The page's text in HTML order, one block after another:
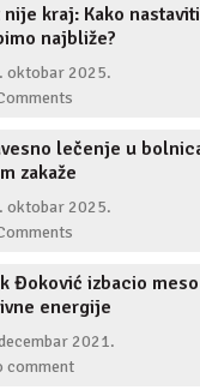
nije kraj: Kako
najbliže?
oktobar 2025.
lečenje u
zakaže
oktobar 2025.
Đoković izbacio
energije
2021.
comment